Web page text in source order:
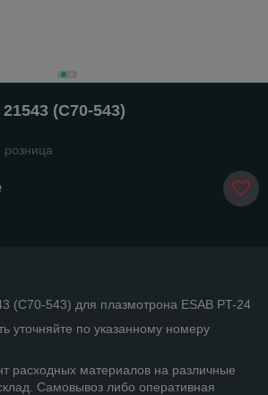
(C70-543)
розница
(C70-543) для плазмотрона ESAB PT-24
уточняйте по указанному номеру
расходных материалов на различные
Самовывоз либо оперативная